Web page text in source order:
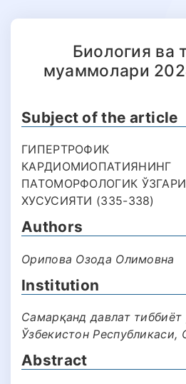
Биология ва
муаммолари
Subject of the article
ГИПЕРТРОФИК
КАРДИОМИОПАТИЯНИНГ
ПАТОМОРФОЛОГИК
ХУСУСИЯТИ (335-338)
Authors
Орипова Озода Олимовна
Institution
Самарқанд давлат тиббиёт
Ўзбекистон
Abstract